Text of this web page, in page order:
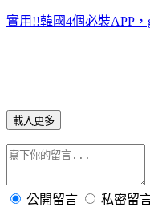
實用!!韓國4個必裝APP，
載入更多
公開留言 私密留